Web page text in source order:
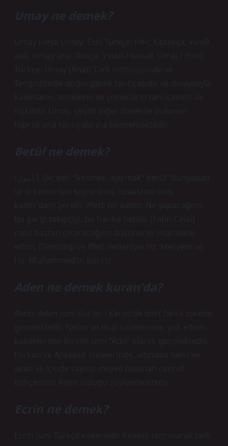
Umay ne demek?
Umay (veya Umay; Eski Türkçe: 𐰆𐰢𐰖; Kazakça: Ұмай
aна, Umay ana; Rusça: Ума́й / Ымай, Umáj / Ymaj,
Türkçe: Umay (Ana)) Türk mitolojisinde ve
Tengrizim’de doğurganlık tanrıçasıdır ve dolayısıyla
kadınların, annelerin ve çocukların tanrıçasıdır. ile
ilişkilidir. Umay, çeşitli diğer dinlerde bulunan
toprak ana tanrıçalarına benzemektedir.
Betül ne demek?
ve erkeklerden koparılmış, uzaklaştırılmış
kadın”dan) Şerefli, iffetli bir kadın: Ne yapacağımı,
bu garip takipçiyi, bu harika betûlü (Fahri Celâl)
nasıl baştan çıkaracağımı düşünerek mücadele
ettim. [Temizliği ve iffeti nedeniyle Hz. Meryem ve
Hz. Muhammed’in kızı Hz.
Aden ne demek kuran’da?
Alıntı: Aden ismi Kur’an-ı Kerim’de dört farklı surede
geçmektedir. Necm ve Hud surelerinde, yok edilen
kabilelerden birinin ismi “Adn” olarak geçmektedir.
Furkan ve Ankebut surelerinde, altından nehirler
akan ve içinde sayısız meyve bulunan cennet
bahçesinin Aden olduğu söylenmektedir.
Ecrin ne demek?
Ecrin ismi Türkçe kökenlidir. Kökeni tam olarak belli